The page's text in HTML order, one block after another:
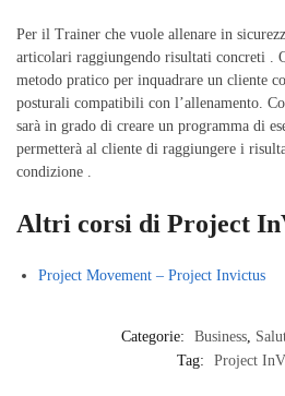
Per il Trainer che vuole allenare in
articolari raggiungendo risultati concreti .
metodo pratico per inquadrare un cliente
posturali compatibili con l’allenamento.
sarà in grado di creare un programma di
permetterà al cliente di raggiungere i
condizione .
Altri corsi di Project
Project Movement – Project Invictus
Categorie: Business,
Tag:
Project